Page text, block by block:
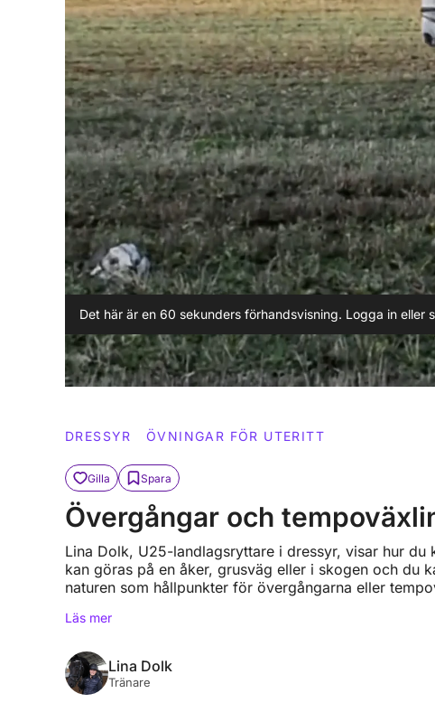
Det här är en 60 sekunders förhandsvisning. Logga in eller
DRESSYR ÖVNINGAR FÖR UTERITT
Gilla Spara
Övergångar och
Lina Dolk, U25-landlagsryttare i dressyr, visar hur
kan göras på en åker, grusväg eller i skogen och du
naturen som hållpunkter för övergångarna eller
Läs mer
Lina Dolk
Tränare